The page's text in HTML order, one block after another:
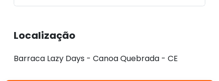
Localização
Barraca Lazy Days - Canoa Quebrada - CE